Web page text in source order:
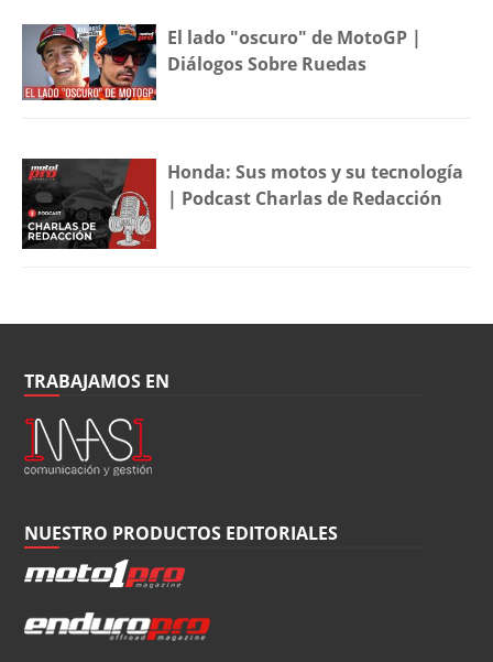
El lado "oscuro" de MotoGP |
Diálogos Sobre Ruedas
Honda: Sus motos y su tecnología
| Podcast Charlas de Redacción
TRABAJAMOS EN
NUESTRO PRODUCTOS EDITORIALES